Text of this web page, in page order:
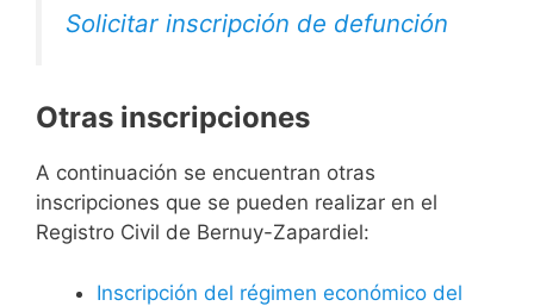
Solicitar inscripción de defunción
Otras inscripciones
A continuación se encuentran otras
inscripciones que se pueden realizar en el
Registro Civil de Bernuy-Zapardiel:
Inscripción del régimen económico del